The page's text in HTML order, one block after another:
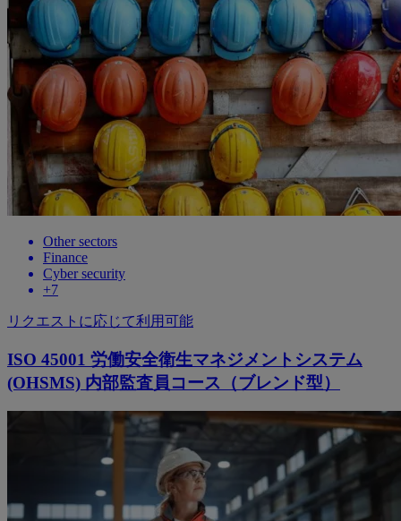
Other sectors
Finance
Cyber security
+7
リクエストに応じて利用可能
ISO 45001 労働安全衛生マネジメントシステム
(OHSMS) 内部監査員コース（ブレンド型）